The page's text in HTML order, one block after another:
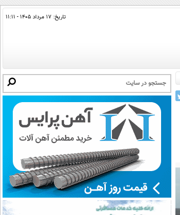
تاریخ: ۱۷ مرداد ۱۴۰۵ - ۱۱:۱۱